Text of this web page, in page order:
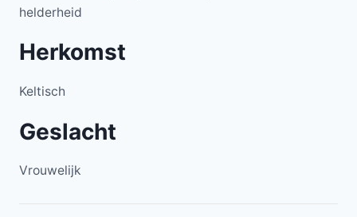
helderheid
Herkomst
Keltisch
Geslacht
Vrouwelijk